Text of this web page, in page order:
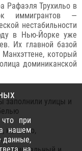
Рафаэля Трухильо в
иммигрантов —
нестабильности
в Нью-Йорке уже
Их главной базой
который
доминиканской
заполнили улицы и
конечно,
при
нашем
данные,